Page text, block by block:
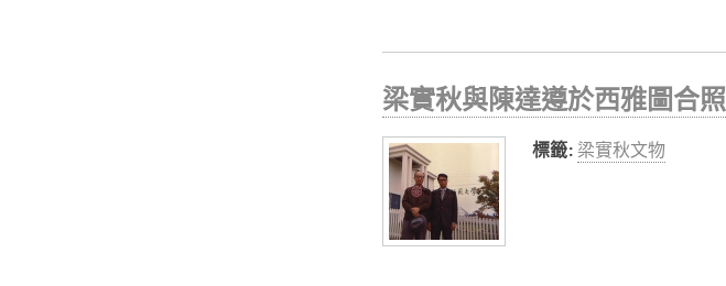
梁實秋與陳達遵於西雅圖合照
標籤: 梁實秋文物